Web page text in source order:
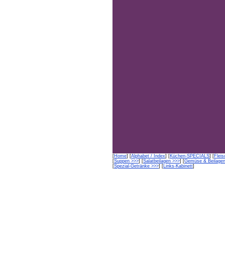
[Home] [Alphabet / Index] [Küchen-SPECIALS] [
[Suppen >>>] [Salatbeilagen >>>] [Gemüse &
[Spezial-Getränke >>>] [Links-Kabinett]